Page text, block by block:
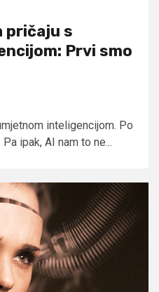
pričaju s
Prvi smo
inteligencijom. Po
ipak, AI nam to ne...